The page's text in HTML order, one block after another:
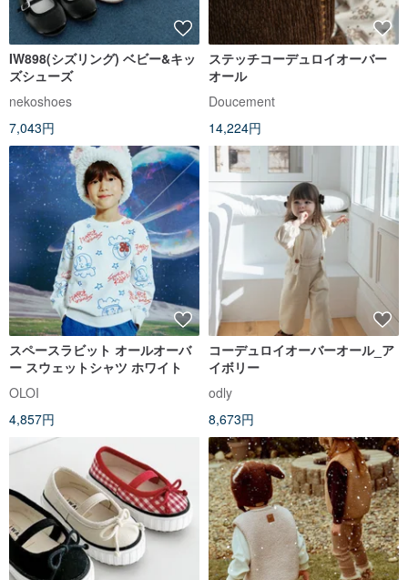
IW898(シズリング) ベビー&キッ
ズシューズ
nekoshoes
7,043円
ステッチコーデュロイオーバー
オール
Doucement
14,224円
スペースラビット オールオーバ
ー スウェットシャツ ホワイト
OLOI
4,857円
コーデュロイオーバーオール_ア
イボリー
odly
8,673円